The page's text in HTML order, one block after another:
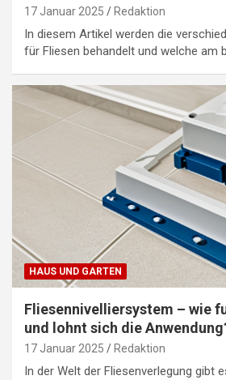
17 Januar 2025 Redaktion
In diesem Artikel werden die
für Fliesen behandelt und welche am
HAUS UND GARTEN
Fliesennivelliersystem – wie
und lohnt sich die
17 Januar 2025 Redaktion
In der Welt der Fliesenverlegung gibt